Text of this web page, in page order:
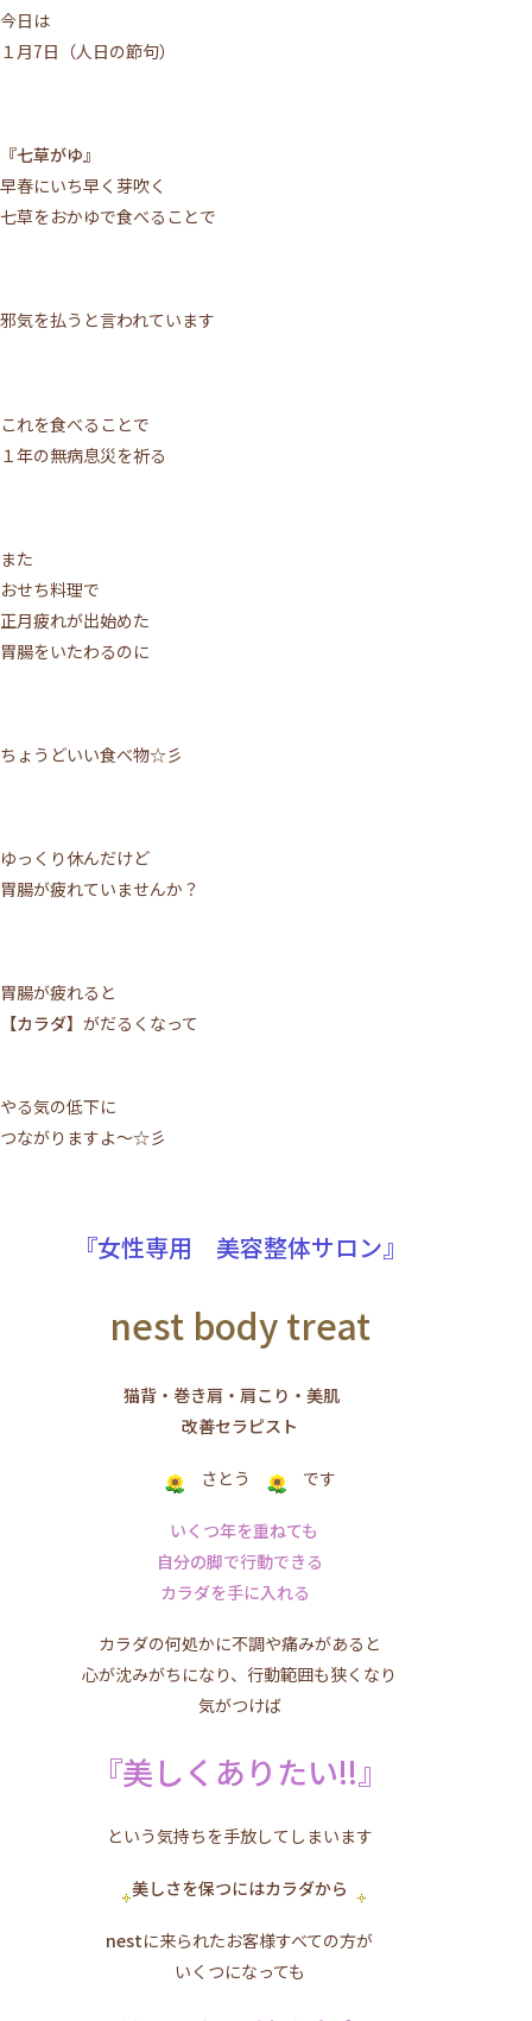
今日は
１月7日（人日の節句）
『七草がゆ』
早春にいち早く芽吹く
七草をおかゆで食べることで
邪気を払うと言われています
これを食べることで
１年の無病息災を祈る
また
おせち料理で
正月疲れが出始めた
胃腸をいたわるのに
ちょうどいい食べ物☆彡
ゆっくり休んだけど
胃腸が疲れていませんか？
胃腸が疲れると
【カラダ】 がだるくなって
やる気の低下に
つながりますよ～☆彡
『女性専用 美容整体サロン』
nest body treat
猫背・巻き肩・肩こり・美肌
改善セラピスト
さとう です
いくつ年を重ねても
自分の脚で行動できる
カラダを手に入れる
カラダの何処かに不調や痛みがあると
心が沈みがちになり、行動範囲も狭くなり
気がつけば
『美しくありたい!!』
という気持ちを手放してしまいます
美しさを保つにはカラダから
nestに来られたお客様すべての方が
いくつになっても